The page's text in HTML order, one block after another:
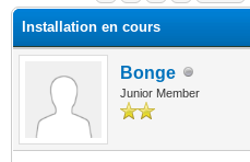
Installation en cours
Bonge
Junior Member